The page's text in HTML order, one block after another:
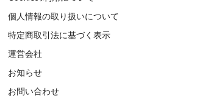
個人情報の取り扱いについて
特定商取引法に基づく表示
運営会社
お知らせ
お問い合わせ